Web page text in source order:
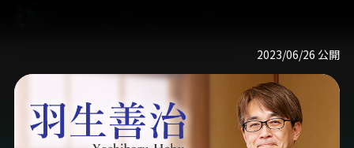
2023/06/26 公開